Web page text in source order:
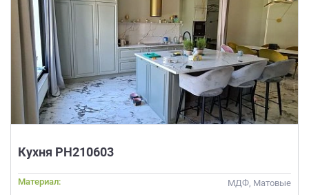
Кухня РН210603
Материал: МДФ, Матовые